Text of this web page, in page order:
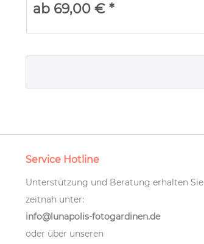
ab 69,00 € *
Service Hotline
Unterstützung und Beratung erhalten Sie
zeitnah unter:
info@lunapolis-fotogardinen.de
oder über unseren